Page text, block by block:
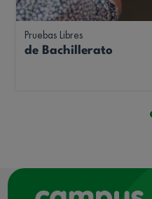
Pruebas Libres
de Bachillerato